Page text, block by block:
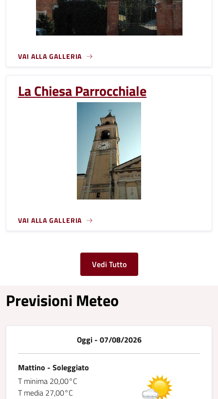
VAI ALLA GALLERIA
La Chiesa Parrocchiale
VAI ALLA GALLERIA
Vedi Tutto
Previsioni Meteo
Oggi - 07/08/2026
Mattino - Soleggiato
T minima 20,00°C
T media 27,00°C